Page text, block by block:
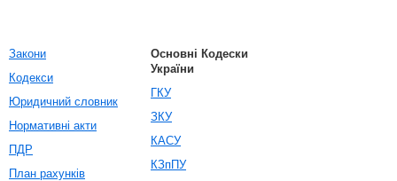
Закони
Кодекси
Юридичний словник
Нормативні акти
ПДР
План рахунків
Основні Кодески
України
ГКУ
ЗКУ
КАСУ
КЗпПУ